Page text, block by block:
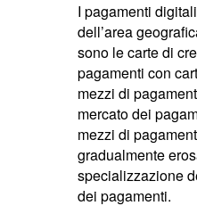
I pagamenti
dell’area
sono le carte di
pagamenti con
mezzi di
mercato dei
mezzi di
gradualmente
specializzazione
dei pagamenti.